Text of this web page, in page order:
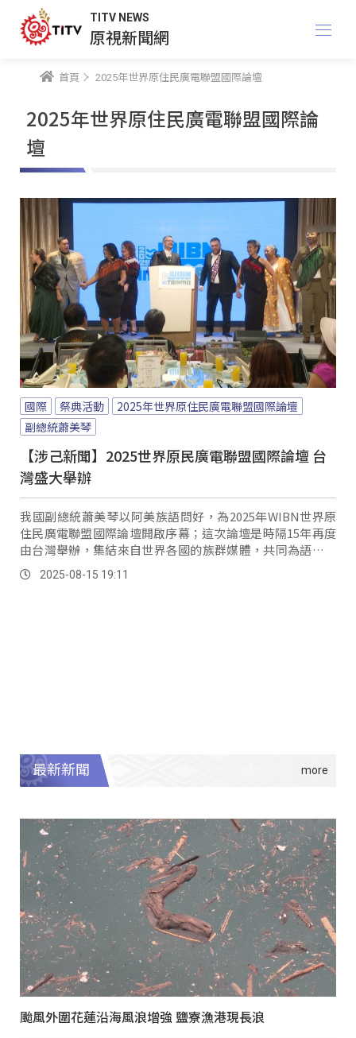
TITV NEWS
原視新聞網
首頁 2025年世界原住民廣電聯盟國際論壇
2025年世界原住民廣電聯盟國際論
壇
國際 祭典活動
2025年世界原住民廣電聯盟國際論壇
副總統蕭美琴
【涉己新聞】2025世界原民廣電聯盟國際論壇 台
灣盛大舉辦
我國副總統蕭美琴以阿美族語問好，為2025年WIBN世界原
住民廣電聯盟國際論壇開啟序幕；這次論壇是時隔15年再度
由台灣舉辦，集結來自世界各國的族群媒體，共同為語言復
振及保存進行交流分享。
2025-08-15 19:11
最新新聞
颱風外圍花蓮沿海風浪增強 鹽寮漁港現長浪